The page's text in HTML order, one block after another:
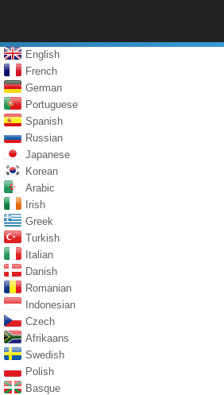
English
French
German
Portuguese
Spanish
Russian
Japanese
Korean
Arabic
Irish
Greek
Turkish
Italian
Danish
Romanian
Indonesian
Czech
Afrikaans
Swedish
Polish
Basque